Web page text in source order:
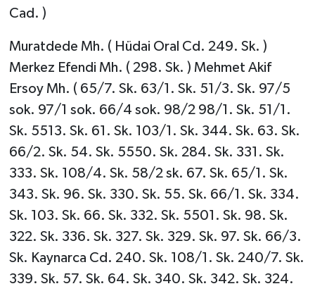
Cad. )
Muratdede Mh. ( Hüdai Oral Cd. 249. Sk. )
Merkez Efendi Mh. ( 298. Sk. ) Mehmet Akif
Ersoy Mh. ( 65/7. Sk. 63/1. Sk. 51/3. Sk. 97/5
sok. 97/1 sok. 66/4 sok. 98/2 98/1. Sk. 51/1.
Sk. 5513. Sk. 61. Sk. 103/1. Sk. 344. Sk. 63. Sk.
66/2. Sk. 54. Sk. 5550. Sk. 284. Sk. 331. Sk.
333. Sk. 108/4. Sk. 58/2 sk. 67. Sk. 65/1. Sk.
343. Sk. 96. Sk. 330. Sk. 55. Sk. 66/1. Sk. 334.
Sk. 103. Sk. 66. Sk. 332. Sk. 5501. Sk. 98. Sk.
322. Sk. 336. Sk. 327. Sk. 329. Sk. 97. Sk. 66/3.
Sk. Kaynarca Cd. 240. Sk. 108/1. Sk. 240/7. Sk.
339. Sk. 57. Sk. 64. Sk. 340. Sk. 342. Sk. 324.